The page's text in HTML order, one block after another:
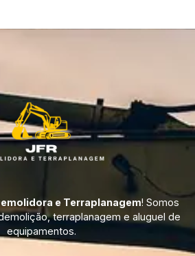
e Terraplanagem! Somos
terraplanagem e aluguel de
equipamentos.